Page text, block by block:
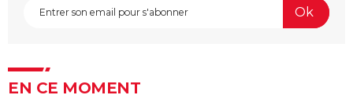
EN CE MOMENT